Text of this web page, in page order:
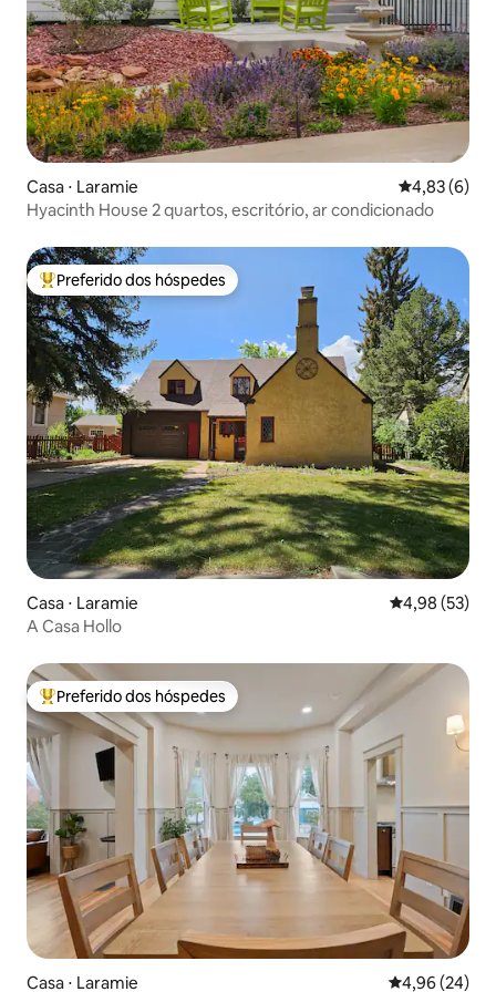
Casa ⋅ Laramie 4,83 de uma
4,83 (6)
Hyacinth House 2 quartos, escritório, ar condicionado
Entre os melhores preferidos dos hóspedes
Preferido dos hóspedes
Casa ⋅ Laramie 4,98 de uma
4,98 (53)
A Casa Hollo
Entre os melhores preferidos dos hóspedes
Preferido dos hóspedes
Casa ⋅ Laramie 4,96 de uma
4,96 (24)